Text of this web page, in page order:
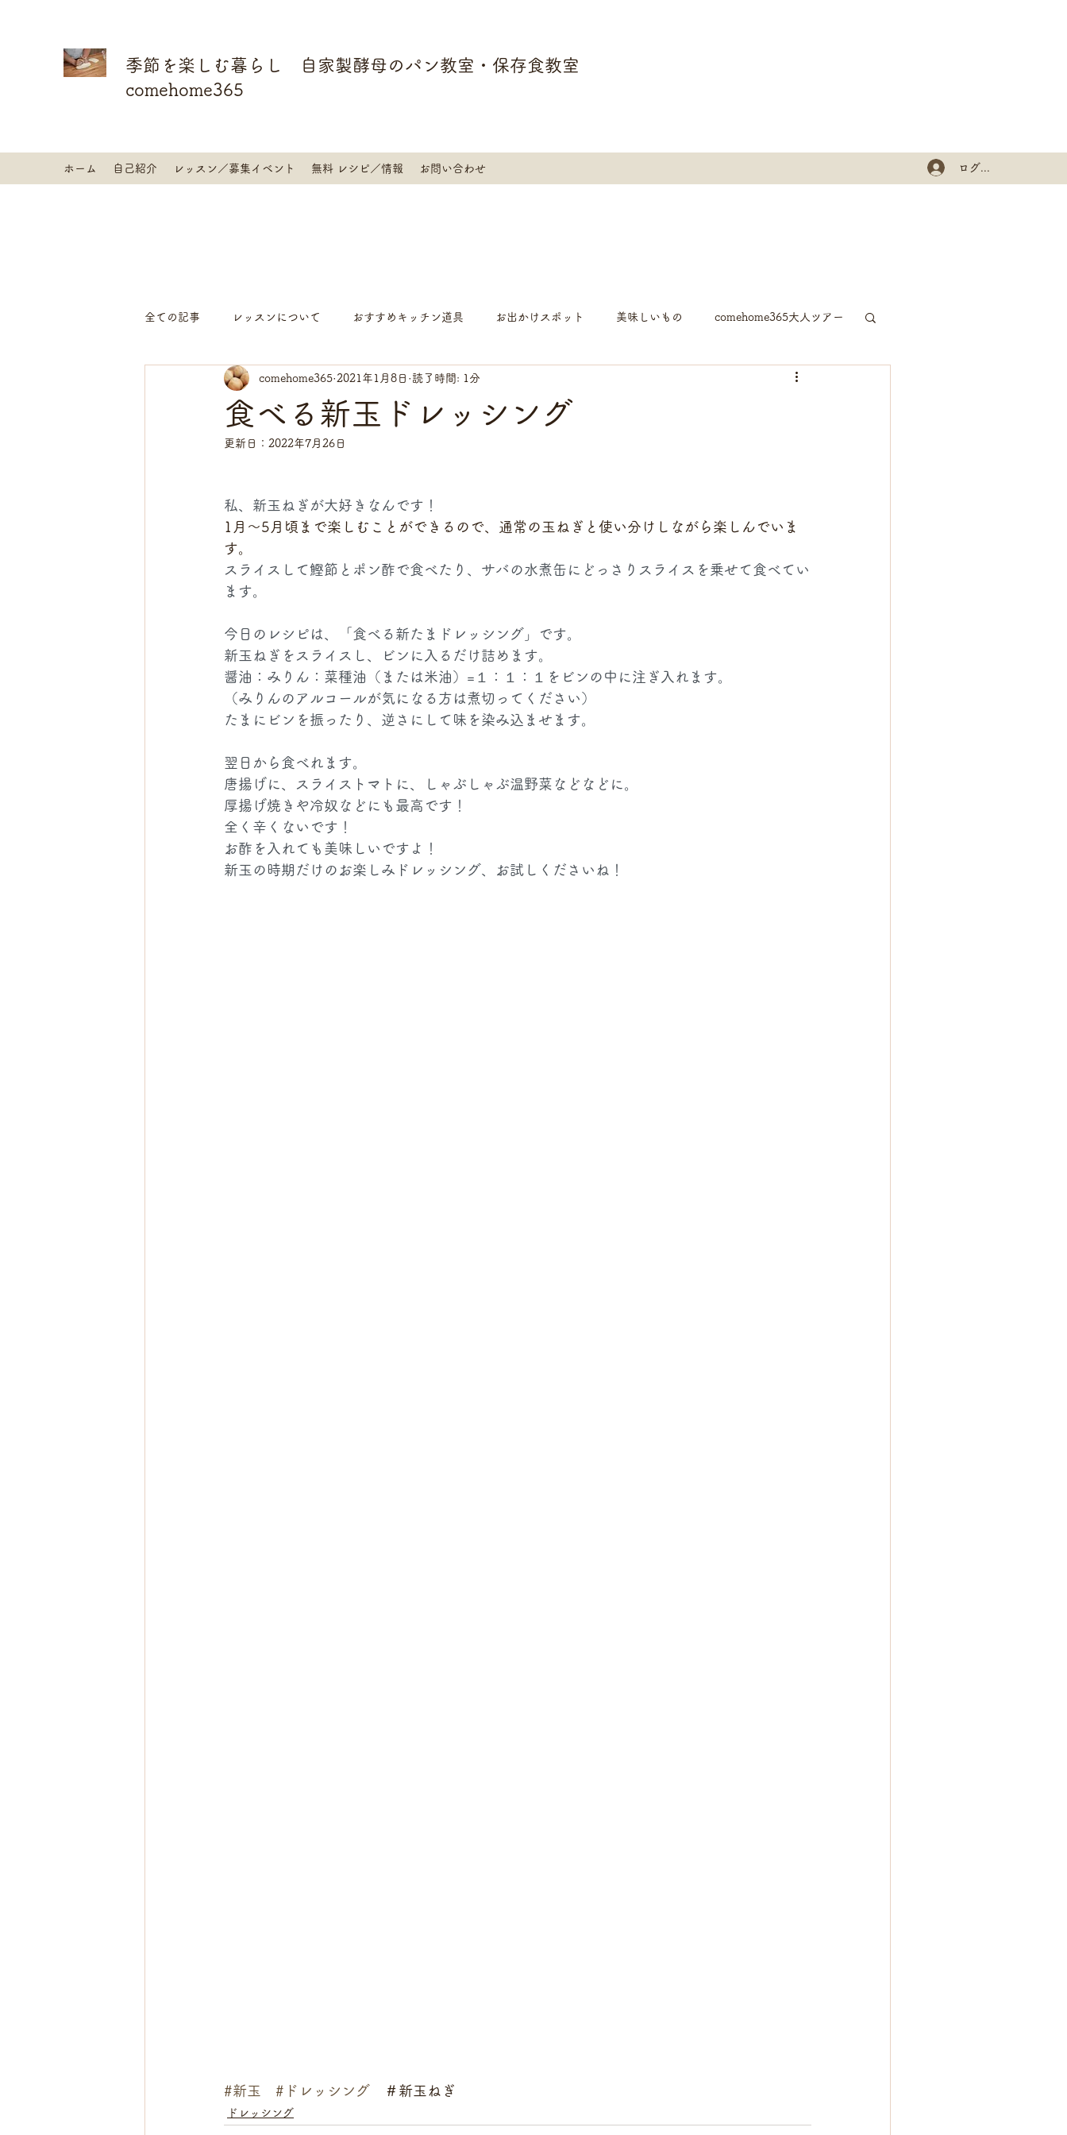
季節を楽しむ暮らし 自家製酵母のパン教室・保存食教室
comehome365
ホーム 自己紹介 レッスン／募集イベント 無料 レシピ／情報 お問い合わせ ログイン
全ての記事 レッスンについて おすすめキッチン道具 お出かけスポット 美味しいもの comehome365大人ツアー
ごはん、麺 スープ、汁 メイン料理 常備菜
レシピ有料版 食材について
食べる新玉ドレッシング
comehome365 2021年1月8日 読了時間: 1分
更新日： 2022年7月26日
私、新玉ねぎが大好きなんです！
1月〜5月頃まで楽しむことができるので、通常の玉ねぎと使い分けしながら楽しんでいま
す。
スライスして鰹節とポン酢で食べたり、サバの水煮缶にどっさりスライスを乗せて食べてい
ます。
今日のレシピは、「食べる新たまドレッシング」です。
新玉ねぎをスライスし、ビンに入るだけ詰めます。
醤油：みりん：菜種油（または米油）=１：１：１をビンの中に注ぎ入れます。
（みりんのアルコールが気になる方は煮切ってください）
たまにビンを振ったり、逆さにして味を染み込ませます。
翌日から食べれます。
唐揚げに、スライストマトに、しゃぶしゃぶ温野菜などなどに。
厚揚げ焼きや冷奴などにも最高です！
全く辛くないです！
お酢を入れても美味しいですよ！
新玉の時期だけのお楽しみドレッシング、お試しくださいね！
#新玉 #ドレッシング ＃新玉ねぎ
ドレッシング